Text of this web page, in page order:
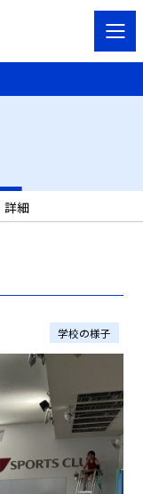
詳細
学校の様子